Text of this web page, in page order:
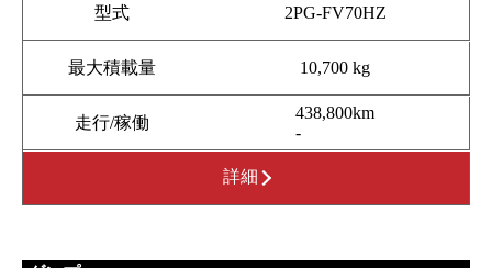
型式 2PG-FV70HZ
最大積載量 10,700 kg
走行/稼働
438,800km
-
詳細